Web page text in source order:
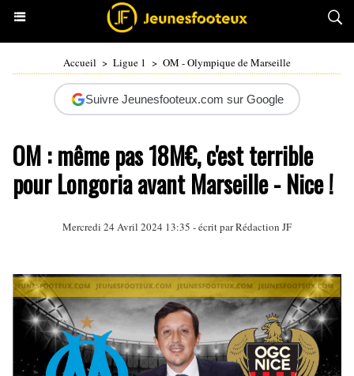
Accueil > Ligue 1 > OM - Olympique de Marseille
Suivre Jeunesfooteux.com sur Google
OM : même pas 18M€, c'est terrible
pour Longoria avant Marseille - Nice !
Mercredi 24 Avril 2024 13:35 - écrit par Rédaction JF